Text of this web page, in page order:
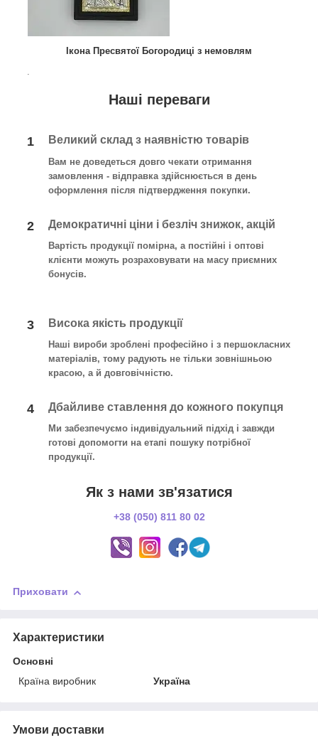
Ікона Пресвятої Богородиці з немовлям
.
Наші переваги
1 Великий склад з наявністю товарів
Вам не доведеться довго чекати отримання
замовлення - відправка здійснюється в день
оформлення після підтвердження покупки.
2 Демократичні ціни і безліч знижок, акцій
Вартість продукції помірна, а постійні і оптові
клієнти можуть розраховувати на масу приємних
бонусів.
3 Висока якість продукції
Наші вироби зроблені професійно і з першокласних
матеріалів, тому радують не тільки зовнішньою
красою, а й довговічністю.
4 Дбайливе ставлення до кожного покупця
Ми забезпечуємо індивідуальний підхід і завжди
готові допомогти на етапі пошуку потрібної
продукції.
Як з нами зв'язатися
+38 (050) 811 80 02
Приховати
Характеристики
Основні
Країна виробник
Україна
Умови доставки